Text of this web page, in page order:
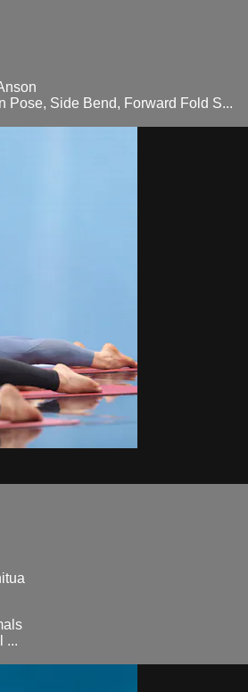
Pose, Side Bend, Forward Fold S...
...